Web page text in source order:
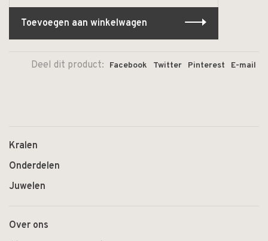
Toevoegen aan winkelwagen
Deel dit product: Facebook Twitter Pinterest E-mail
Kralen
Onderdelen
Juwelen
Over ons